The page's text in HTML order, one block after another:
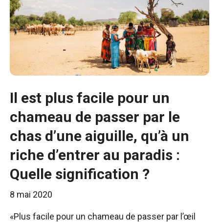
Il est plus facile pour un
chameau de passer par le
chas d’une aiguille, qu’à un
riche d’entrer au paradis :
Quelle signification ?
8 mai 2020
«Plus facile pour un chameau de passer par l’œil